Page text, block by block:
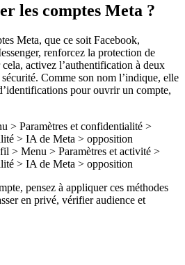
les comptes Meta ?
Meta, que ce soit Facebook,
renforcez la protection de
activez l’authentification à deux
Comme son nom l’indique, elle
pour ouvrir un compte,
> Paramètres et confidentialité >
> IA de Meta > opposition
> Menu > Paramètres et activité >
> IA de Meta > opposition
pensez à appliquer ces méthodes
en privé, vérifier audience et